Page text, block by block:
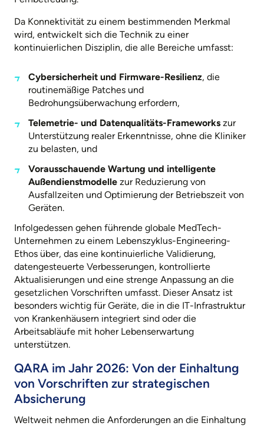
Da Konnektivität zu einem bestimmenden Merkmal
wird, entwickelt sich die Technik zu einer
kontinuierlichen Disziplin, die alle Bereiche umfasst:
Cybersicherheit und Firmware-Resilienz, die
routinemäßige Patches und
Bedrohungsüberwachung erfordern,
Telemetrie- und Datenqualitäts-Frameworks zur
Unterstützung realer Erkenntnisse, ohne die Kliniker
zu belasten, und
Vorausschauende Wartung und intelligente
Außendienstmodelle zur Reduzierung von
Ausfallzeiten und Optimierung der Betriebszeit von
Geräten.
Infolgedessen gehen führende globale MedTech-
Unternehmen zu einem Lebenszyklus-Engineering-
Ethos über, das eine kontinuierliche Validierung,
datengesteuerte Verbesserungen, kontrollierte
Aktualisierungen und eine strenge Anpassung an die
gesetzlichen Vorschriften umfasst. Dieser Ansatz ist
besonders wichtig für Geräte, die in die IT-Infrastruktur
von Krankenhäusern integriert sind oder die
Arbeitsabläufe mit hoher Lebenserwartung
unterstützen.
QARA im Jahr 2026: Von der Einhaltung
von Vorschriften zur strategischen
Absicherung
Weltweit nehmen die Anforderungen an die Einhaltung